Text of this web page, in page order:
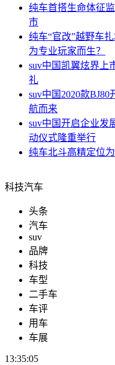
纯车首搭生命体征
市
纯车“官改”越野车
为专业玩家而生？
suv中国 凯翼炫界上
礼
suv中国 2020款
航而来
suv中国开启企业发
动仪式隆重举行
纯车北斗高精定位
科技汽车
头条
汽车
suv
品牌
科技
车型
二手车
车评
用车
车展
13:35:05